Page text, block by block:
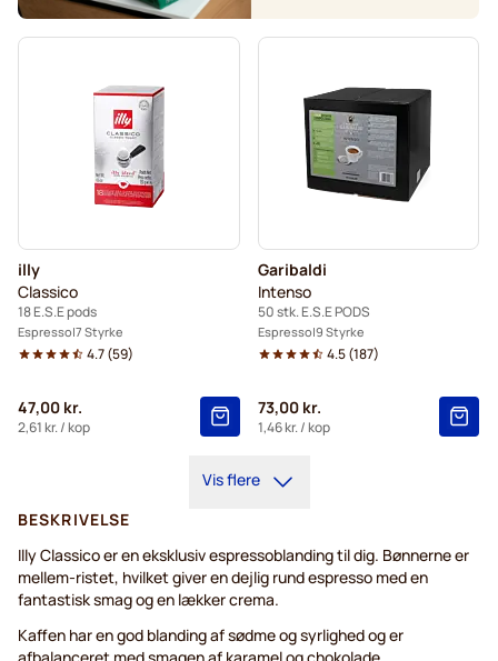
illy
Classico
18 E.S.E pods
Espresso 7 Styrke
4.7(59)
47,00 kr.
2,61 kr./ kop
Garibaldi
Intenso
50 stk. E.S.E PODS
Espresso 9 Styrke
4.5(187)
73,00 kr.
1,46 kr./ kop
Vis flere
BESKRIVELSE
Illy Classico er en eksklusiv espressoblanding til dig. Bønnerne er
mellem-ristet, hvilket giver en dejlig rund espresso med en
fantastisk smag og en lækker crema.
Kaffen har en god blanding af sødme og syrlighed og er